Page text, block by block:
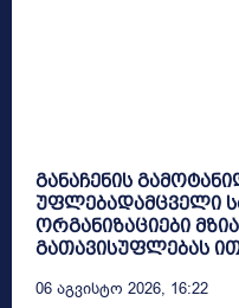
განაჩენის
უფლებადამცველი
ორგანიზაციები
გათავისუფლებას
06 Აგვისტო 2026, 16:22